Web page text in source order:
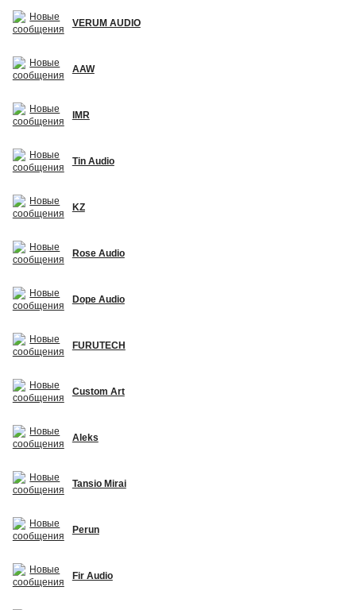
VERUM AUDIO
AAW
IMR
Tin Audio
KZ
Rose Audio
Dope Audio
FURUTECH
Custom Art
Aleks
Tansio Mirai
Perun
Fir Audio